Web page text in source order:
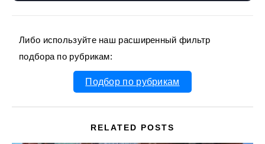
Либо используйте наш расширенный фильтр
подбора по рубрикам:
Подбор по рубрикам
RELATED POSTS